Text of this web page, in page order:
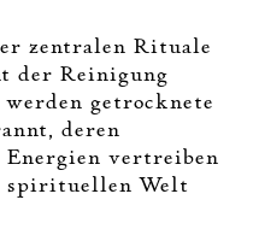
zentralen Rituale
der Reinigung
getrocknete
deren
Energien vertreiben
spirituellen Welt